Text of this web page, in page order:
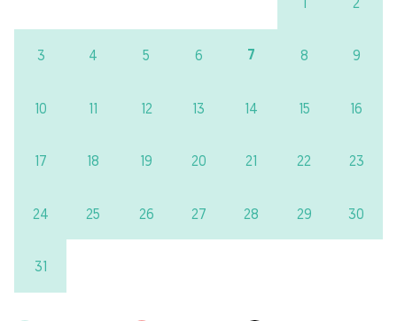
3 4 5 6 7 8 9
10 11 12 13 14 15 16
17 18 19 20 21 22 23
24 25 26 27 28 29 30
31